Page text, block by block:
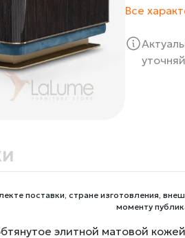
Все
поставки, стране изготовления,
моменту
элитной матовой